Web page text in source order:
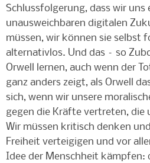
Schlussfolgerung, dass wir uns
unausweichbaren digitalen
müssen, wir können sie selbst
alternativlos. Und das – so
Orwell lernen, auch wenn der
ganz anders zeigt, als Orwell
sich, wenn wir unsere
gegen die Kräfte vertreten, die
Wir müssen kritisch denken
Freiheit verteigigen und vor
Idee der Menschheit kämpfen: